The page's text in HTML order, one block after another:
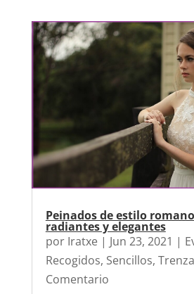
Peinados de estilo
radiantes y elegantes
por Iratxe| Jun 23, 2021 |
Recogidos, Sencillos,
Comentario